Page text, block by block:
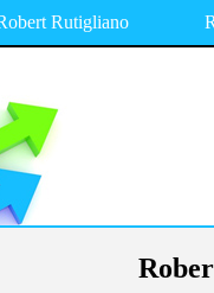
Rutigliano